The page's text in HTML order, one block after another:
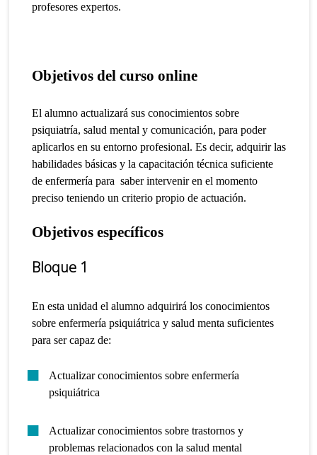
profesores expertos.
Objetivos del curso online
El alumno actualizará sus conocimientos sobre
psiquiatría, salud mental y comunicación, para poder
aplicarlos en su entorno profesional.Es decir, adquirir las
habilidades básicas y la capacitación técnica suficiente
de enfermería para saber intervenir en el momento
preciso teniendo un criterio propio de actuación.
Objetivos específicos
Bloque 1
En esta unidad el alumno adquirirá los conocimientos
sobre enfermería psiquiátrica y salud menta suficientes
para ser capaz de:
Actualizar conocimientos sobre enfermería
psiquiátrica
Actualizar conocimientos sobre trastornos y
problemas relacionados con la salud mental